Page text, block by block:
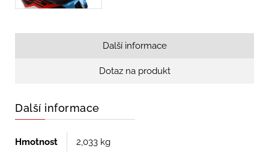
Další informace
Dotaz na produkt
Další informace
Hmotnost 2,033 kg